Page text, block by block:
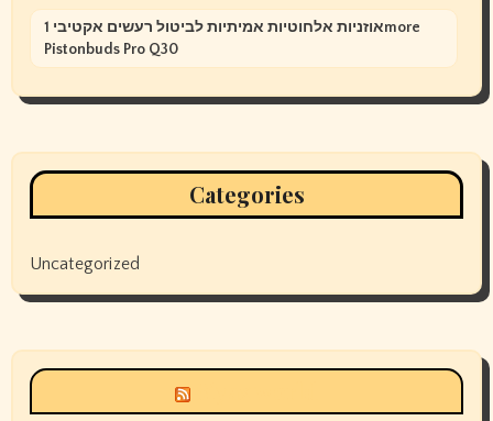
אוזניות אלחוטיות אמיתיות לביטול רעשים אקטיבי 1more
Pistonbuds Pro Q30
Categories
Uncategorized